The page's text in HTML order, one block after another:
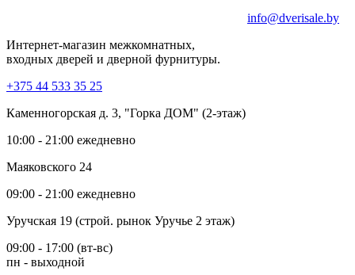
info@dverisale.by
Интернет-магазин межкомнатных,
входных дверей и дверной фурнитуры.
+375 44 533 35 25
Каменногорская д. 3, "Горка ДОМ" (2-этаж)
10:00 - 21:00 ежедневно
Маяковского 24
09:00 - 21:00 ежедневно
Уручская 19 (строй. рынок Уручье 2 этаж)
09:00 - 17:00 (вт-вс)
пн - выходной